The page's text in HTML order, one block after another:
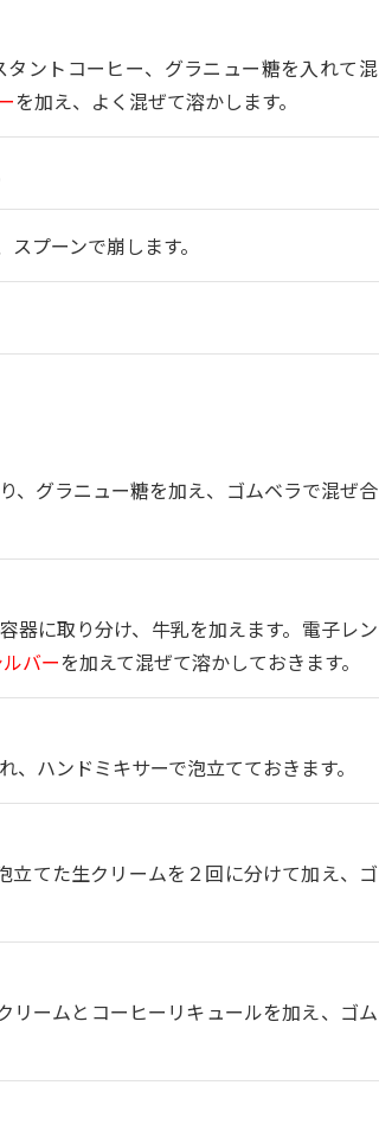
ントコーヒー、グラニュー糖を入れて混
を加え、よく混ぜて溶かします。
プーンで崩します。
、グラニュー糖を加え、ゴムベラで混ぜ合
器に取り分け、牛乳を加えます。電子レン
バーを加えて混ぜて溶かしておきます。
ハンドミキサーで泡立てておきます。
立てた生クリームを２回に分けて加え、ゴ
リームとコーヒーリキュールを加え、ゴム